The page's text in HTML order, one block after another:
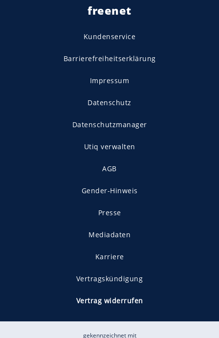
freenet
Kundenservice
Barrierefreiheitserklärung
Impressum
Datenschutz
Datenschutzmanager
Utiq verwalten
AGB
Gender-Hinweis
Presse
Mediadaten
Karriere
Vertragskündigung
Vertrag widerrufen
gekennzeichnet mit